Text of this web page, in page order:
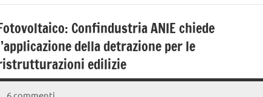
Confindustria ANIE chiede
della detrazione per le
edilizie
6 commenti